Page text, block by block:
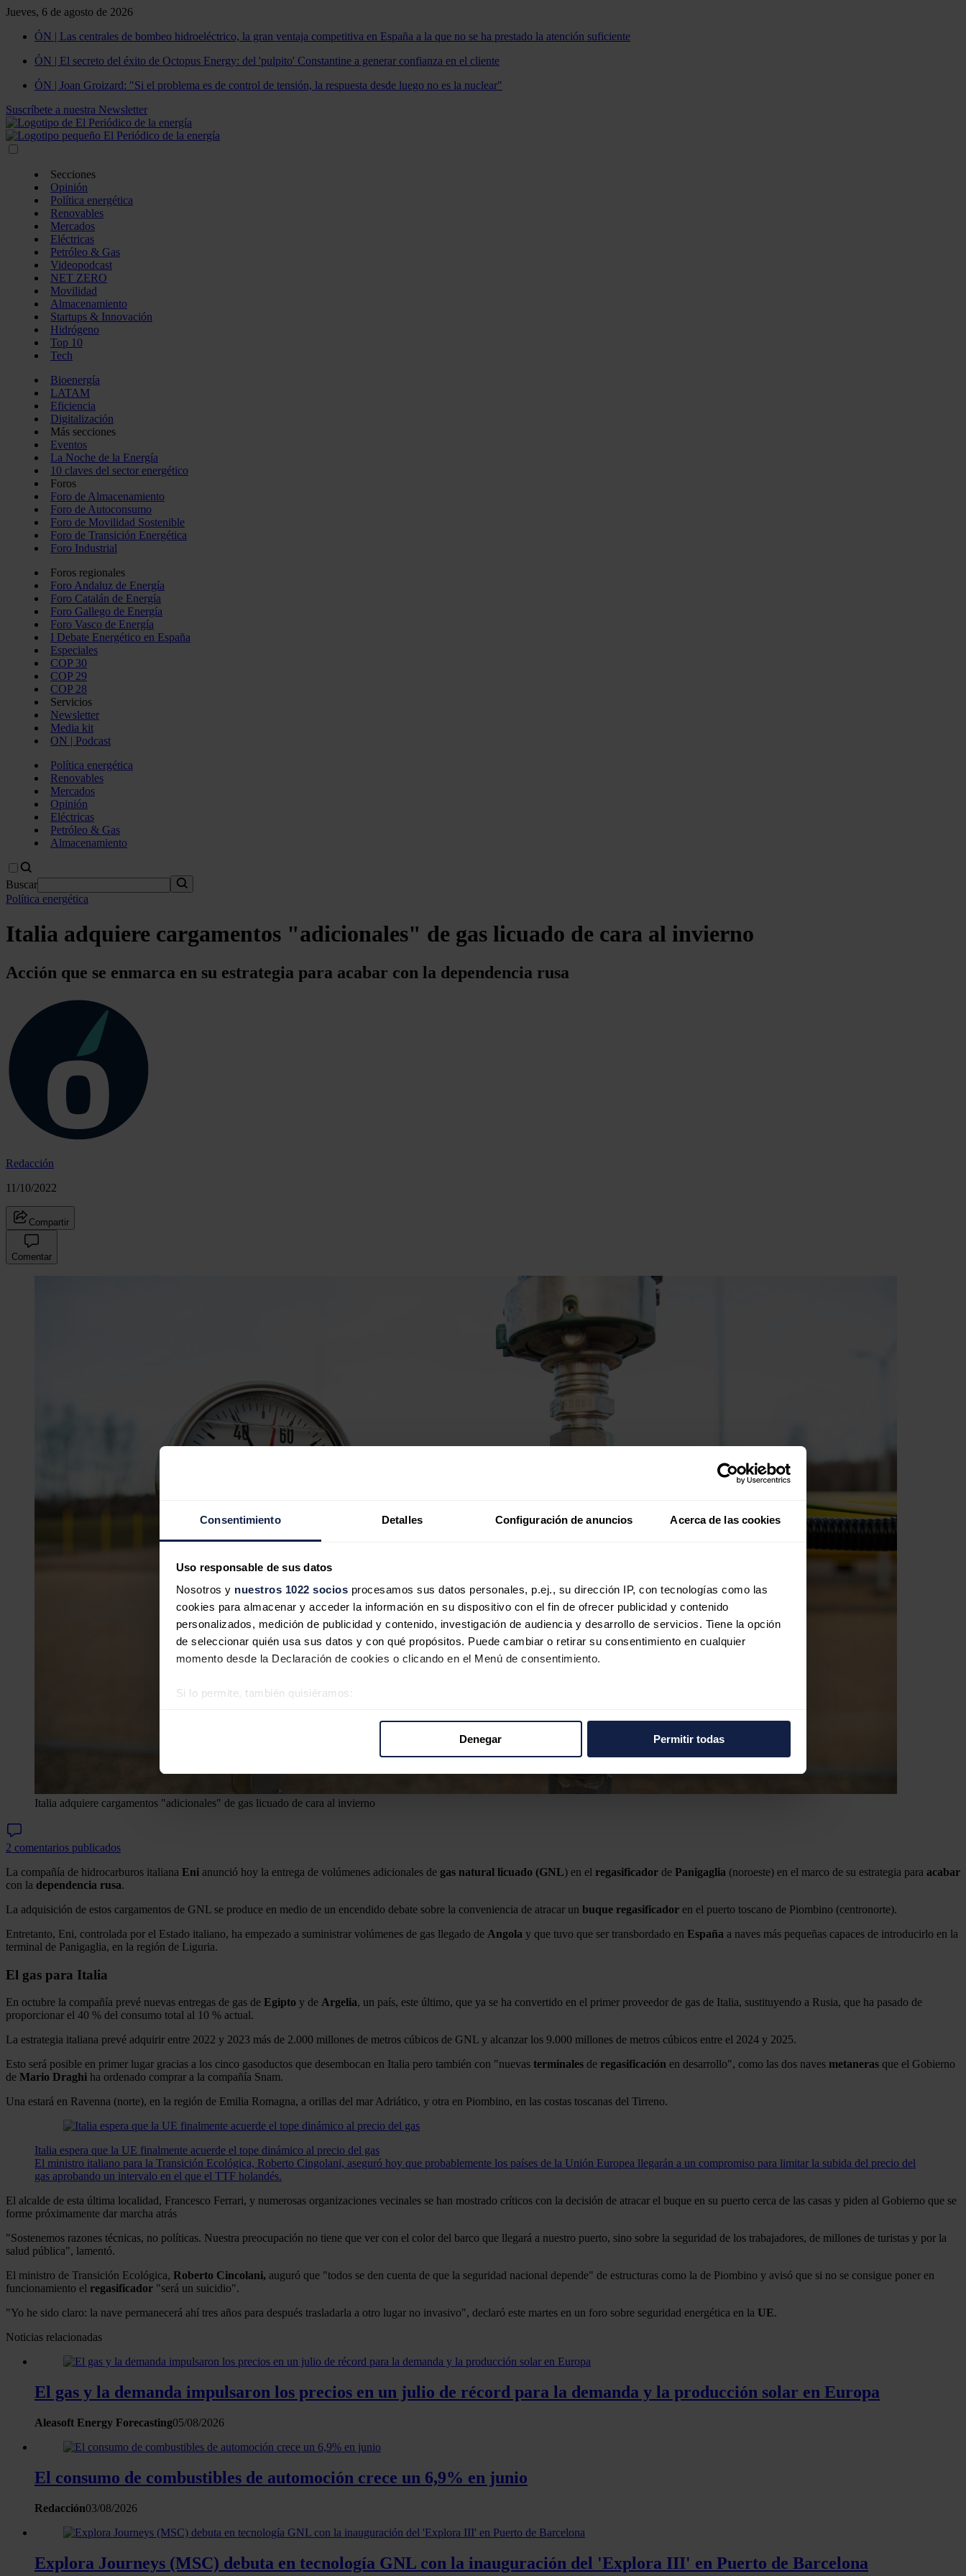
Consentimiento Detalles Configuración de anuncios Acerca de las cookies
Uso responsable de sus datos
Nosotros y nuestros 1022 socios procesamos sus datos personales, p.ej., su dirección IP, con tecnologías como las
cookies para almacenar y acceder la información en su dispositivo con el fin de ofrecer publicidad y contenido
personalizados, medición de publicidad y contenido, investigación de audiencia y desarrollo de servicios. Tiene la opción
de seleccionar quién usa sus datos y con qué propósitos. Puede cambiar o retirar su consentimiento en cualquier
momento desde la Declaración de cookies o clicando en el Menú de consentimiento.
Si lo permite, también quisiéramos:
Las cookies de este sitio web se usan para personalizar el contenido y los anuncios, ofrecer funciones de redes sociales
Denegar Permitir todas
Jueves, 6 de agosto de 2026
ÓN | Las centrales de bombeo hidroeléctrico, la gran ventaja competitiva en España a la que no se ha prestado la atención suficiente
ÓN | El secreto del éxito de Octopus Energy: del 'pulpito' Constantine a generar confianza en el cliente
ÓN | Joan Groizard: "Si el problema es de control de tensión, la respuesta desde luego no es la nuclear"
Suscríbete a nuestra Newsletter
Secciones
Opinión
Política energética
Renovables
Mercados
Eléctricas
Petróleo & Gas
Videopodcast
NET ZERO
Movilidad
Almacenamiento
Startups & Innovación
Hidrógeno
Top 10
Tech
Bioenergía
LATAM
Eficiencia
Digitalización
Más secciones
Eventos
La Noche de la Energía
10 claves del sector energético
Foros
Foro de Almacenamiento
Foro de Autoconsumo
Foro de Movilidad Sostenible
Foro de Transición Energética
Foro Industrial
Foros regionales
Foro Andaluz de Energía
Foro Catalán de Energía
Foro Gallego de Energía
Foro Vasco de Energía
I Debate Energético en España
Especiales
COP 30
COP 29
COP 28
Servicios
Newsletter
Media kit
ON | Podcast
Política energética
Renovables
Mercados
Opinión
Eléctricas
Petróleo & Gas
Almacenamiento
Buscar
Política energética
Italia adquiere cargamentos "adicionales" de gas licuado de cara al invierno
Acción que se enmarca en su estrategia para acabar con la dependencia rusa
Redacción
11/10/2022
Compartir
Comentar
Italia adquiere cargamentos "adicionales" de gas licuado de cara al invierno
2 comentarios publicados
La compañía de hidrocarburos italiana Eni anunció hoy la entrega de volúmenes adicionales de gas natural licuado (GNL) en el regasificador de Panigaglia (noroeste) en el marco de su estrategia para acabar
con la dependencia rusa.
La adquisición de estos cargamentos de GNL se produce en medio de un encendido debate sobre la conveniencia de atracar un buque regasificador en el puerto toscano de Piombino (centronorte).
Entretanto, Eni, controlada por el Estado italiano, ha empezado a suministrar volúmenes de gas llegado de Angola y que tuvo que ser transbordado en España a naves más pequeñas capaces de introducirlo en la
terminal de Panigaglia, en la región de Liguria.
El gas para Italia
En octubre la compañía prevé nuevas entregas de gas de Egipto y de Argelia, un país, este último, que ya se ha convertido en el primer proveedor de gas de Italia, sustituyendo a Rusia, que ha pasado de
proporcionar el 40 % del consumo total al 10 % actual.
La estrategia italiana prevé adquirir entre 2022 y 2023 más de 2.000 millones de metros cúbicos de GNL y alcanzar los 9.000 millones de metros cúbicos entre el 2024 y 2025.
Esto será posible en primer lugar gracias a los cinco gasoductos que desembocan en Italia pero también con "nuevas terminales de regasificación en desarrollo", como las dos naves metaneras que el Gobierno
de Mario Draghi ha ordenado comprar a la compañía Snam.
Una estará en Ravenna (norte), en la región de Emilia Romagna, a orillas del mar Adriático, y otra en Piombino, en las costas toscanas del Tirreno.
Italia espera que la UE finalmente acuerde el tope dinámico al precio del gas
El ministro italiano para la Transición Ecológica, Roberto Cingolani, aseguró hoy que probablemente los países de la Unión Europea llegarán a un compromiso para limitar la subida del precio del
gas aprobando un intervalo en el que el TTF holandés.
El alcalde de esta última localidad, Francesco Ferrari, y numerosas organizaciones vecinales se han mostrado críticos con la decisión de atracar el buque en su puerto cerca de las casas y piden al Gobierno que se
forme próximamente dar marcha atrás
"Sostenemos razones técnicas, no políticas. Nuestra preocupación no tiene que ver con el color del barco que llegará a nuestro puerto, sino sobre la seguridad de los trabajadores, de millones de turistas y por la
salud pública", lamentó.
El ministro de Transición Ecológica, Roberto Cincolani, auguró que "todos se den cuenta de que la seguridad nacional depende" de estructuras como la de Piombino y avisó que si no se consigue poner en
funcionamiento el regasificador "será un suicidio".
"Yo he sido claro: la nave permanecerá ahí tres años para después trasladarla a otro lugar no invasivo", declaró este martes en un foro sobre seguridad energética en la UE.
Noticias relacionadas
El gas y la demanda impulsaron los precios en un julio de récord para la demanda y la producción solar en Europa
Aleasoft Energy Forecasting05/08/2026
El consumo de combustibles de automoción crece un 6,9% en junio
Redacción03/08/2026
Explora Journeys (MSC) debuta en tecnología GNL con la inauguración del 'Explora III' en Puerto de Barcelona